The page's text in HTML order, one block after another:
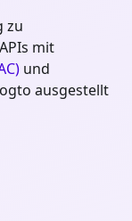
zu
mit
und
ausgestellt